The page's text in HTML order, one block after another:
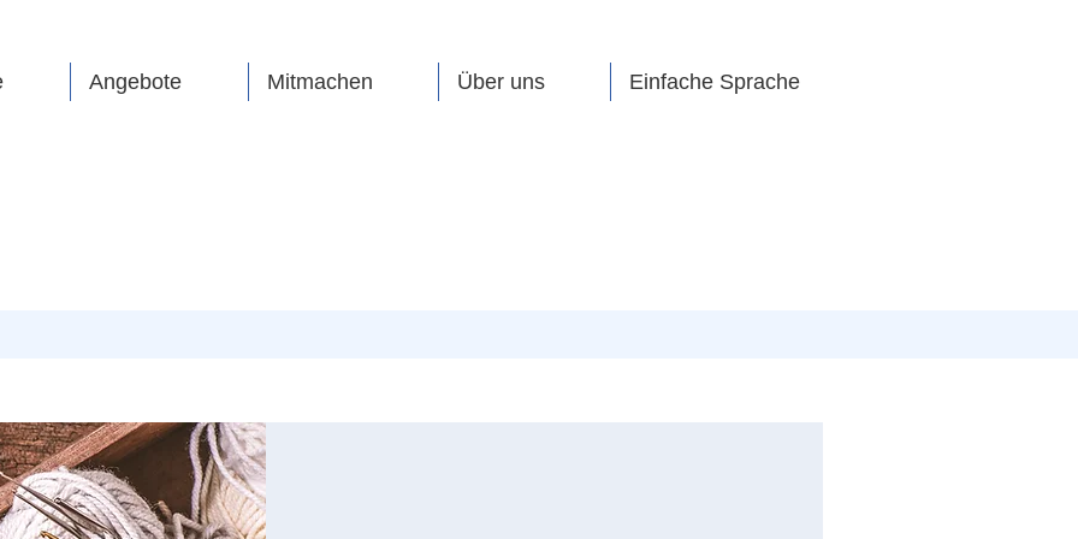
Angebote Mitmachen Über uns Einfache Sprache